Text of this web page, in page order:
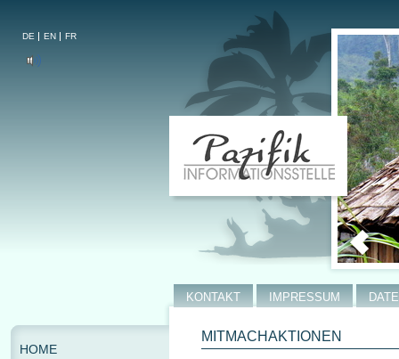
DE EN FR
MITMACHAKTIONEN
KONTAKT IMPRESSUM
HOME